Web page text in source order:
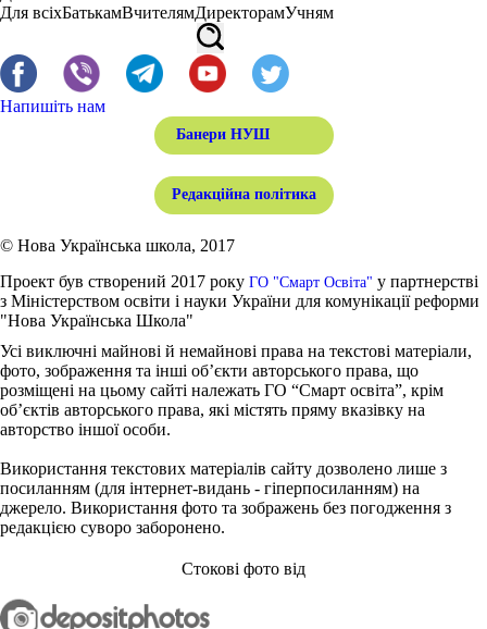
Для всіхБатькамВчителямДиректорамУчням
Напишіть нам
Банери НУШ
Редакційна політика
© Нова Українська школа, 2017
Проект був створений 2017 року ГО "Смарт Освіта" у партнерстві
з Міністерством освіти і науки України для комунікації реформи
"Нова Українська Школа"
Усі виключні майнові й немайнові права на текстові матеріали,
фото, зображення та інші об’єкти авторського права, що
розміщені на цьому сайті належать ГО “Смарт освіта”, крім
об’єктів авторського права, які містять пряму вказівку на
авторство іншої особи.
Використання текстових матеріалів сайту дозволено лише з
посиланням (для інтернет-видань - гіперпосиланням) на
джерело. Використання фото та зображень без погодження з
редакцією суворо заборонено.
Стокові фото від